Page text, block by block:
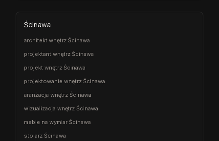
Ścinawa
architekt wnętrz Ścinawa
projektant wnętrz Ścinawa
projekt wnętrz Ścinawa
projektowanie wnętrz Ścinawa
aranżacja wnętrz Ścinawa
wizualizacja wnętrz Ścinawa
meble na wymiar Ścinawa
stolarz Ścinawa